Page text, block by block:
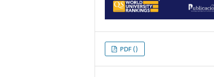
PDF ()